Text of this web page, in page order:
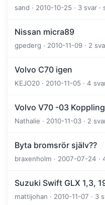
sand · 2010-10-25 · 3 svar
Nissan micra89
gpederg · 2010-11-09 · 2
Volvo C70 igen
KEJO20 · 2010-11-05 · 4
Volvo V70 -03
Nathalie · 2010-11-03 · 2
Byta bromsrör själv??
braxenholm · 2007-07-24 ·
Suzuki Swift GLX 1,3,
mattijohan · 2010-11-07 · 3